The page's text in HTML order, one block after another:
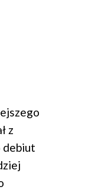
z
debiut